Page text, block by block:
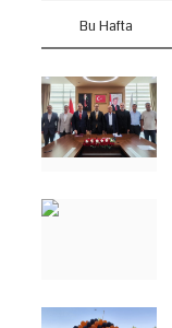
Bu Hafta